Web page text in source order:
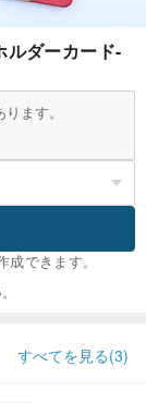
ルダーカード-
ます。
成できます。
すべてを見る(3)